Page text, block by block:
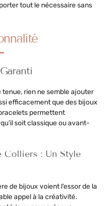
tout le nécessaire sans
tenue, rien ne semble ajouter
efficacement que des bijoux
permettent
soit classique ou avant-
Colliers : Un Style
de bijoux voient l’essor de la
appel à la créativité.